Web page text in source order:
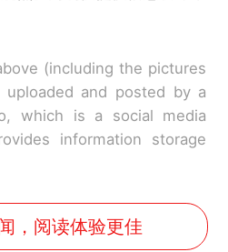
(including the pictures
and posted by a
which is a social media
information storage
，阅读体验更佳